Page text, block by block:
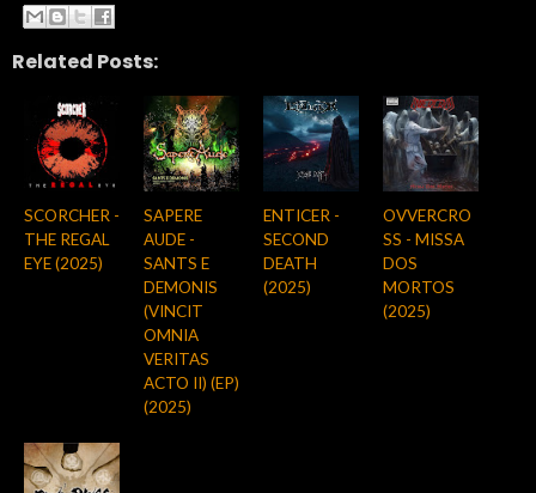
Related Posts:
SCORCHER -
THE REGAL
EYE (2025)
SAPERE
AUDE -
SANTS E
DEMONIS
(VINCIT
OMNIA
VERITAS
ACTO II) (EP)
(2025)
ENTICER -
SECOND
DEATH
(2025)
OVVERCRO
SS - MISSA
DOS
MORTOS
(2025)